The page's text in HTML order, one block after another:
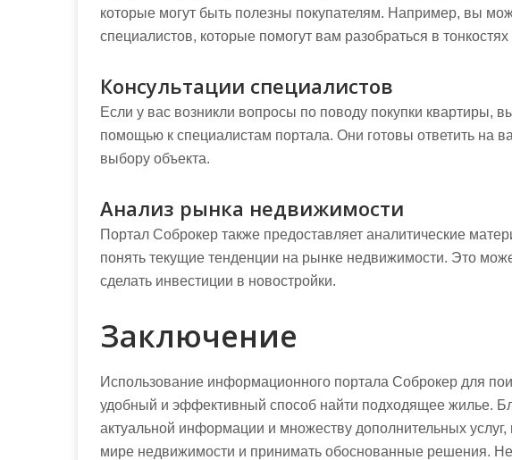
которые могут быть полезны покупателям. Например, вы
специалистов, которые помогут вам разобраться в
Консультации специалистов
Если у вас возникли вопросы по поводу покупки квартиры,
помощью к специалистам портала. Они готовы ответить на
выбору объекта.
Анализ рынка недвижимости
Портал Соброкер также предоставляет аналитические
понять текущие тенденции на рынке недвижимости. Это
сделать инвестиции в новостройки.
Заключение
Использование информационного портала Соброкер для
удобный и эффективный способ найти подходящее жилье.
актуальной информации и множеству дополнительных
мире недвижимости и принимать обоснованные решения. Не